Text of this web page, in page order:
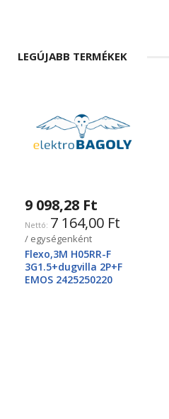
LEGÚJABB TERMÉKEK
9 098,28 Ft
7 164,00 Ft
/ egységenként
Flexo,3M H05RR-F
3G1.5+dugvilla 2P+F
EMOS 2425250220